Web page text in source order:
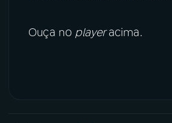
Ouça no playeracima.